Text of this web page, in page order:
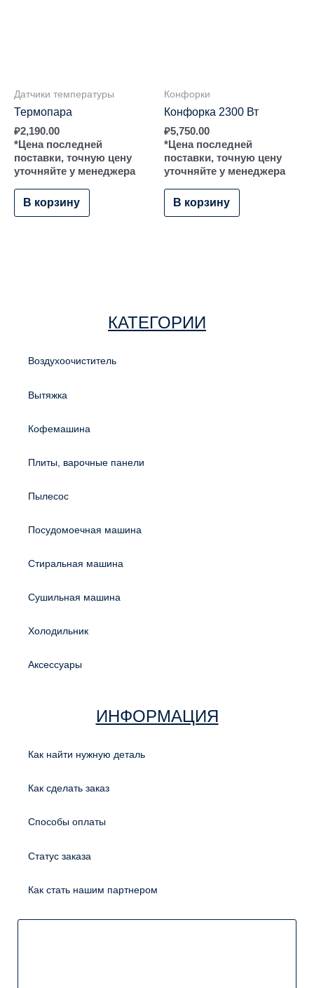
Датчики температуры
Термопара
₽2,190.00
*Цена последней
поставки, точную цену
уточняйте у менеджера
В корзину
Конфорки
Конфорка 2300 Вт
₽5,750.00
*Цена последней
поставки, точную цену
уточняйте у менеджера
В корзину
КАТЕГОРИИ
Воздухоочиститель
Вытяжка
Кофемашина
Плиты, варочные панели
Пылесос
Посудомоечная машина
Стиральная машина
Сушильная машина
Холодильник
Аксессуары
ИНФОРМАЦИЯ
Как найти нужную деталь
Как сделать заказ
Способы оплаты
Статус заказа
Как стать нашим партнером